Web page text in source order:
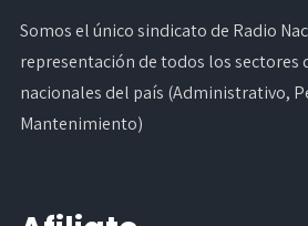
Somos el único sindicato de Radio
representación de todos los sectores
nacionales del país (Administrativo,
Mantenimiento)